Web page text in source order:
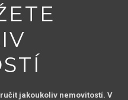
jakoukoliv nemovitostí. V